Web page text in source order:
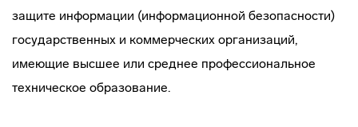
защите информации (информационной безопасности)
государственных и коммерческих организаций,
имеющие высшее или среднее профессиональное
техническое образование.